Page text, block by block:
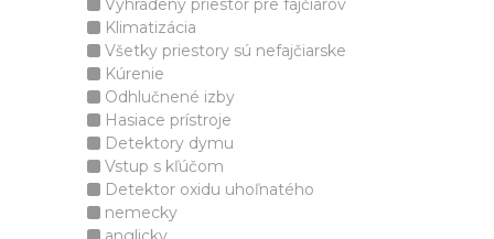
Vyhradený priestor pre fajčiarov
Klimatizácia
Všetky priestory sú nefajčiarske
Kúrenie
Odhlučnené izby
Hasiace prístroje
Detektory dymu
Vstup s kľúčom
Detektor oxidu uhoľnatého
nemecky